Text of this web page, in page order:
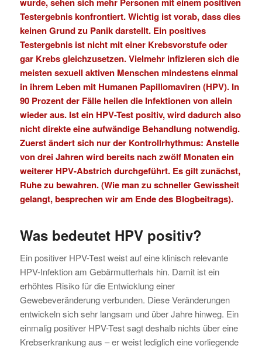
Testergebnis konfrontiert. Wichtig ist vorab, dass dies
keinen Grund zu Panik darstellt. Ein positives
Testergebnis ist nicht mit einer Krebsvorstufe oder
gar Krebs gleichzusetzen.Vielmehr infizieren sich die
meisten sexuell aktiven Menschen mindestens einmal
in ihrem Leben mit Humanen Papillomaviren (HPV). In
90 Prozent der Fälle heilen die Infektionen von allein
wieder aus. Ist ein HPV-Test positiv, wird dadurch also
nicht direkte eine aufwändige Behandlung notwendig.
Zuerst ändert sich nur der Kontrollrhythmus: Anstelle
von drei Jahren wird bereits nach zwölf Monaten ein
weiterer HPV-Abstrich durchgeführt. Es gilt zunächst,
Ruhe zu bewahren. (Wie man zu schneller Gewissheit
gelangt, besprechen wir am Ende des Blogbeitrags).
Was bedeutet HPV positiv?
Ein positiver HPV-Test weist auf eine klinisch relevante
HPV-Infektion am Gebärmutterhals hin. Damit ist ein
erhöhtes Risiko für die Entwicklung einer
Gewebeveränderung verbunden. Diese Veränderungen
entwickeln sich sehr langsam und über Jahre hinweg. Ein
einmalig positiver HPV-Test sagt deshalb nichts über eine
Krebserkrankung aus – er weist lediglich eine vorliegende